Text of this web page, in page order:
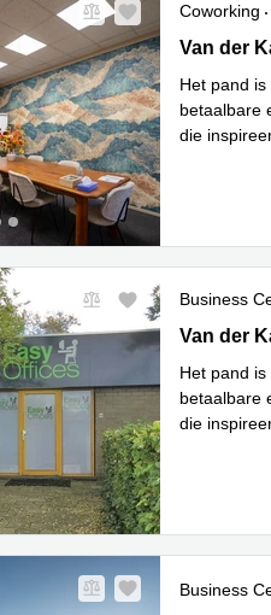
Coworking
Van der
Van der
Het pand
betaalbare
die
Business
Van der
Van der
Het pand
betaalbare
die
Business